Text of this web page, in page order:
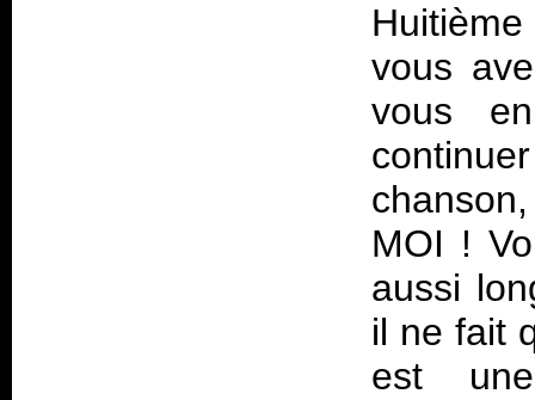
vous
vous
MOI !
aussi
il ne fait
est